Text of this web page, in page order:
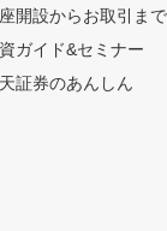
開設からお取引ま
ガイド&セミナー
証券のあんしん